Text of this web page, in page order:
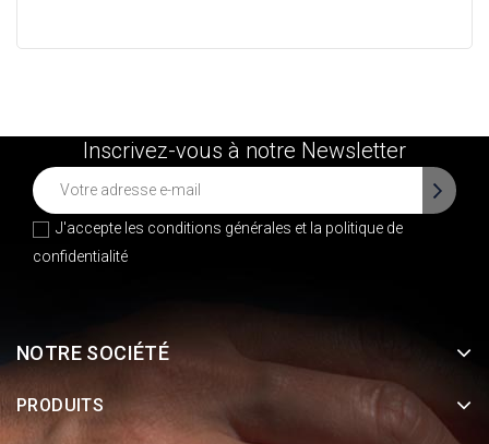
Inscrivez-vous à notre Newsletter
J'accepte les conditions générales et la politique de
confidentialité
NOTRE SOCIÉTÉ
PRODUITS